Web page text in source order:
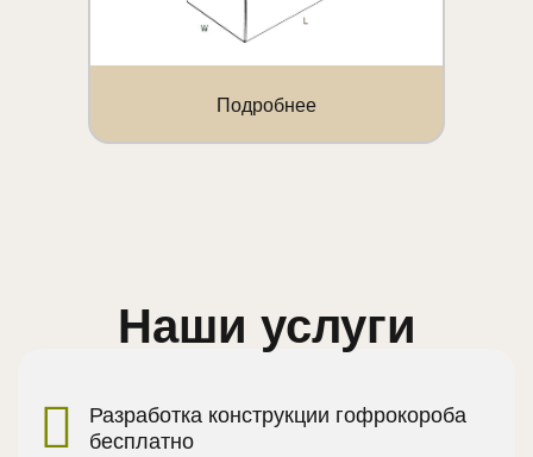
Подробнее
Наши услуги
Разработка конструкции гофрокороба
бесплатно